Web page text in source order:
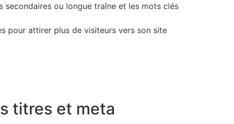
ou longue traîne et les mots clés
pour attirer plus de visiteurs vers son site
titres et meta